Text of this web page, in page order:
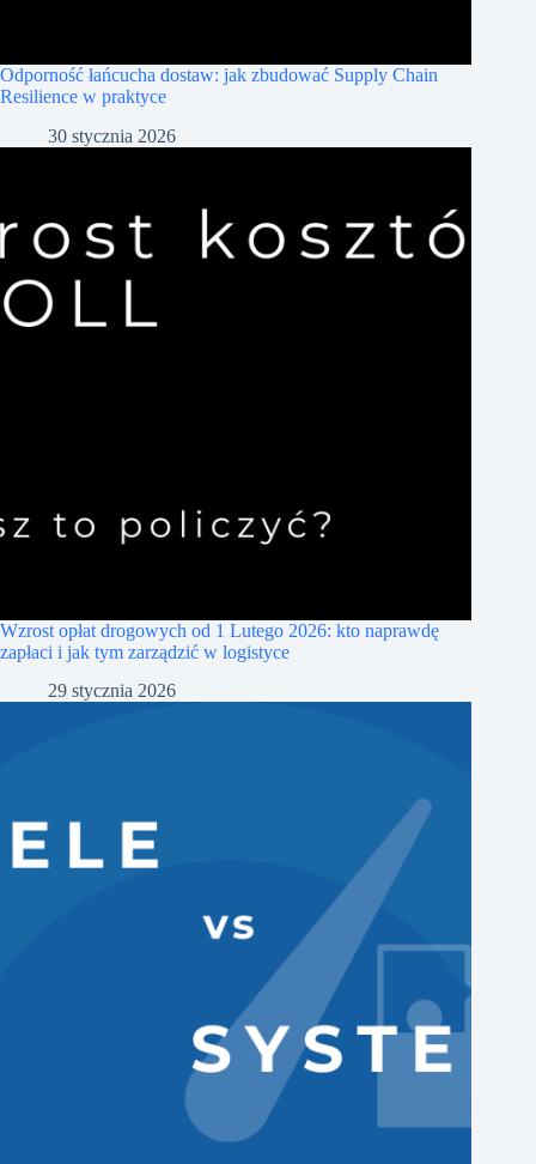
Odporność łańcucha dostaw: jak zbudować Supply Chain
Resilience w praktyce
30 stycznia 2026
Wzrost opłat drogowych od 1 Lutego 2026: kto naprawdę
zapłaci i jak tym zarządzić w logistyce
29 stycznia 2026